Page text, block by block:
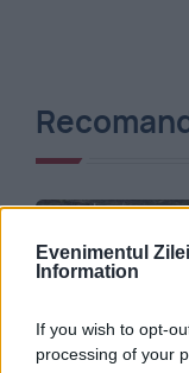
Evenimentul
Information
If you wish to opt-
processing of your